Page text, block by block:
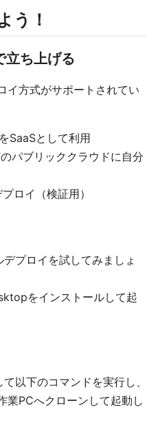
う！
ち上げる
イ方式がサポートされてい
SaaSとして利用
パブリッククラウドに自分
ロイ（検証用）
プロイを試してみましょ
をインストールして起
以下のコマンドを実行し、
業PCへクローンして起動し